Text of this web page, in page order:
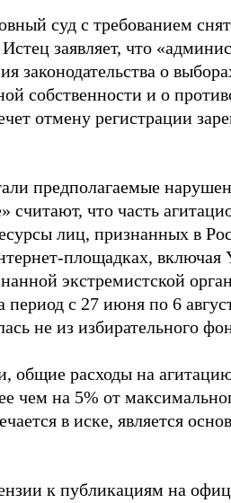
суд с требованием
Истец заявляет, что
законодательства о
собственности и о
отмену регистрации
предполагаемые
что часть
лиц, признанных в
площадках, включая
экстремистской
период с 27 июня по 6
не из избирательного
общие расходы на
чем на 5% от
в иске, является
к публикациям на